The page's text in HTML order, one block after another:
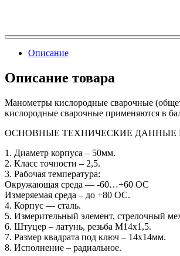
Описание
Описание товара
Манометры кислородные сварочные
кислородные сварочные применяются в
ОСНОВНЫЕ ТЕХНИЧЕСКИЕ ДАННЫЕ
1. Диаметр корпуса – 50мм.
2. Класс точности – 2,5.
3. Рабочая температура:
Окружающая среда — -60…+60 ОС
Измеряемая среда – до +80 ОС.
4. Корпус — сталь.
5. Измерительный элемент, стрелочный
6. Штуцер – латунь, резьба М14х1,5.
7. Размер квадрата под ключ – 14х14мм.
8. Исполнение – радиальное.